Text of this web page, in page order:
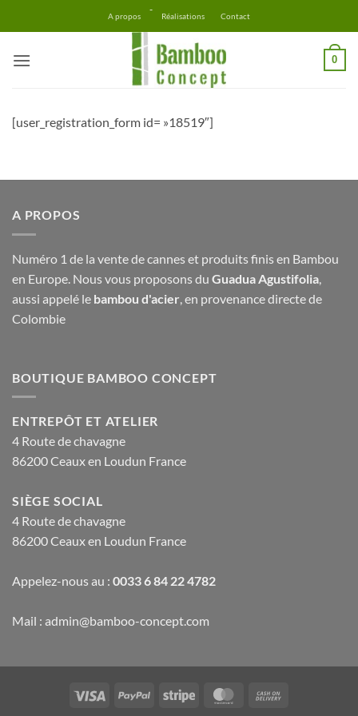
au
A propos
-
Réalisations Contact
0
[user_registration_form id= »18519″]
A PROPOS
Numéro 1 de la vente de cannes et produits finis en Bambou
en Europe. Nous vous proposons du Guadua Agustifolia
aussi appelé le bambou d'acier , en provenance directe de
Colombie
BOUTIQUE BAMBOO CONCEPT
ENTREPÔT ET ATELIER
4 Route de chavagne
86200 Ceaux en Loudun France
SIÈGE SOCIAL
4 Route de chavagne
86200 Ceaux en Loudun France
Appelez-nous au : 0033 6 84 22 4782
Mail : admin@bamboo-concept.com
Visa PayPal Stripe MasterCard